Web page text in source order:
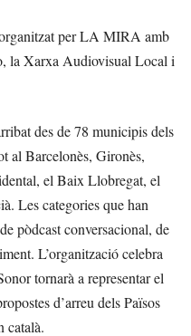
per LA MIRA amb
la Xarxa Audiovisual Local i
des de 78 municipis dels
al Barcelonès, Gironès,
el Baix Llobregat, el
Les categories que han
pòdcast conversacional, de
L’organització celebra
tornarà a representar el
d’arreu dels Països
català.